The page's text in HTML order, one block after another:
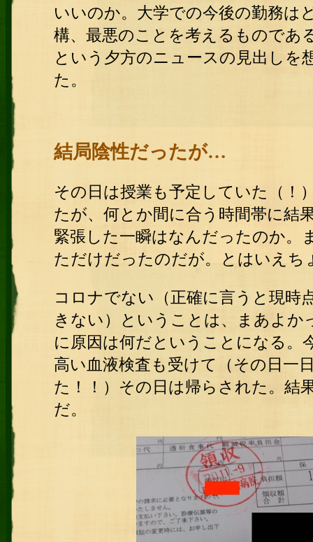
いいのか。大学での今後の勤務は
構、最悪のことを考えるものであ
という夕方のニュースの見出しを
た。
結局陰性だったが…
その日は授業も予定していた（！
たが、何とか間に合う時間帯に結
緊張した一瞬はなんだったのか。
ただけだったのだが。とはいえち
コロナでない（正確に言うと現時
きない）ということは、まあよ
に原因は何だということになる。
高い血液検査も受けて（その日一
た！！）その日は帰らされた。結
だ。